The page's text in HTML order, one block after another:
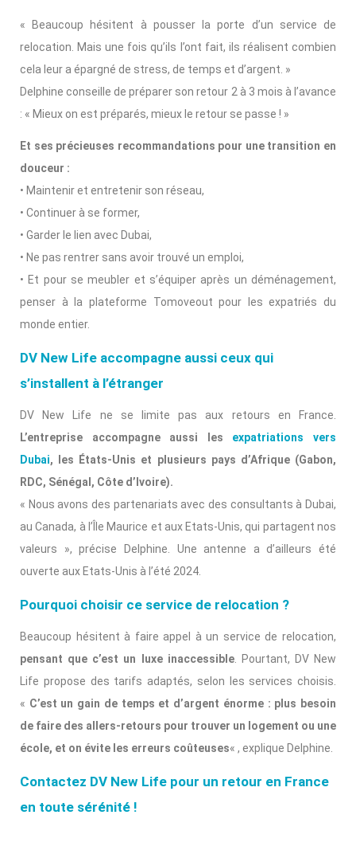
« Beaucoup hésitent à pousser la porte d’un service de
relocation. Mais une fois qu’ils l’ont fait, ils réalisent combien
cela leur a épargné de stress, de temps et d’argent. »
Delphine conseille de préparer son retour 2 à 3 mois à l’avance
: « Mieux on est préparés, mieux le retour se passe ! »
Et ses précieuses recommandations pour une transition en
douceur :
• Maintenir et entretenir son réseau,
• Continuer à se former,
• Garder le lien avec Dubai,
• Ne pas rentrer sans avoir trouvé un emploi,
• Et pour se meubler et s’équiper après un déménagement,
penser à la plateforme Tomoveout pour les expatriés du
monde entier.
DV New Life accompagne aussi ceux qui
s’installent à l’étranger
DV New Life ne se limite pas aux retours en France.
L’entreprise accompagne aussi les expatriations vers
Dubai, les États-Unis et plusieurs pays d’Afrique (Gabon,
RDC, Sénégal, Côte d’Ivoire).
« Nous avons des partenariats avec des consultants à Dubai,
au Canada, à l’Île Maurice et aux Etats-Unis, qui partagent nos
valeurs », précise Delphine. Une antenne a d’ailleurs été
ouverte aux Etats-Unis à l’été 2024.
Pourquoi choisir ce service de relocation ?
Beaucoup hésitent à faire appel à un service de relocation,
pensant que c’est un luxe inaccessible. Pourtant, DV New
Life propose des tarifs adaptés, selon les services choisis.
« C’est un gain de temps et d’argent énorme : plus besoin
de faire des allers-retours pour trouver un logement ou une
école, et on évite les erreurs coûteuses« , explique Delphine.
Contactez DV New Life pour un retour en France
en toute sérénité !